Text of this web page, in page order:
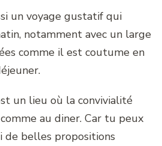
un voyage gustatif qui
notamment avec un large
comme il est coutume en
un lieu où la convivialité
au diner. Car tu peux
de belles propositions